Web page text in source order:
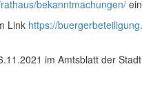
bekanntmachungen/
Link https://
im Amtsblatt der